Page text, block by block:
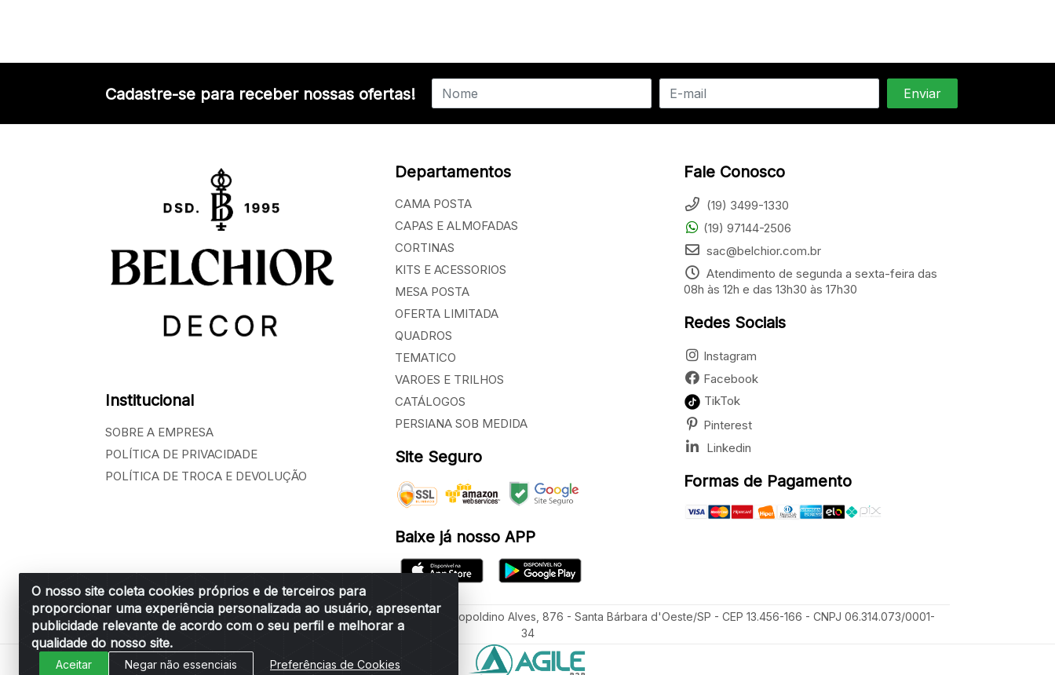
O nosso site coleta cookies próprios e de terceiros para
proporcionar uma experiência personalizada ao usuário, apresentar
publicidade relevante de acordo com o seu perfil e melhorar a
qualidade do nosso site.
Aceitar Negar não essenciais Preferências de Cookies
Cadastre-se para receber nossas ofertas!
Institucional
SOBRE A EMPRESA
POLÍTICA DE PRIVACIDADE
POLÍTICA DE TROCA E DEVOLUÇÃO
Departamentos
CAMA POSTA
CAPAS E ALMOFADAS
CORTINAS
KITS E ACESSORIOS
MESA POSTA
OFERTA LIMITADA
QUADROS
TEMATICO
VAROES E TRILHOS
CATÁLOGOS
PERSIANA SOB MEDIDA
Site Seguro
Baixe já nosso APP
Fale Conosco
(19) 3499-1330
(19) 97144-2506
sac@belchior.com.br
Atendimento de segunda a sexta-feira das
08h às 12h e das 13h30 às 17h30
Redes Sociais
Instagram
Facebook
TikTok
Pinterest
Linkedin
Formas de Pagamento
Belchior Cortinas e Acessórios LTDA - R: Rua Vereador Sérgio Leopoldino Alves, 876 - Santa Bárbara d'Oeste/SP - CEP 13.456-166 - CNPJ 06.314.073/0001-
34